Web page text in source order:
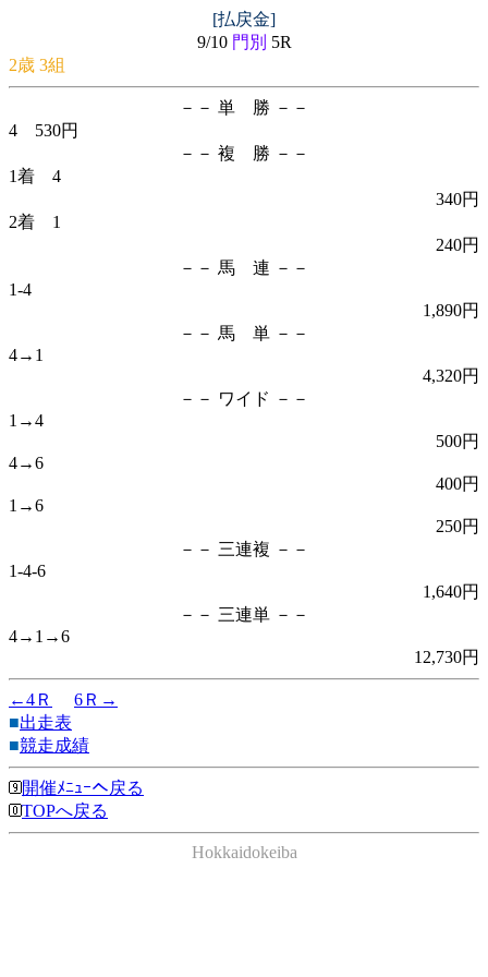
[払戻金]
9/10 門別 5R
2歳 3組
－－ 単 勝 －－
4 530円
－－ 複 勝 －－
1着 4
340円
2着 1
240円
－－ 馬 連 －－
1-4
1,890円
－－ 馬 単 －－
4→1
4,320円
－－ ワイド －－
1→4
500円
4→6
400円
1→6
250円
－－ 三連複 －－
1-4-6
1,640円
－－ 三連単 －－
4→1→6
12,730円
←4Ｒ
6Ｒ→
■出走表
■競走成績
開催ﾒﾆｭｰへ戻る
TOPへ戻る
Hokkaidokeiba